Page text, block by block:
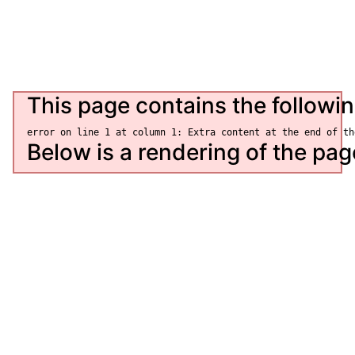
This page contains the
Below is a rendering of the